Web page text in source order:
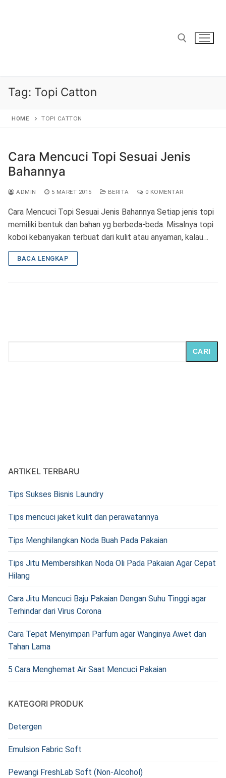
Tag: Topi Catton
HOME TOPI CATTON
Cara Mencuci Topi Sesuai Jenis
Bahannya
ADMIN 5 MARET 2015 BERITA 0 KOMENTAR
Cara Mencuci Topi Sesuai Jenis Bahannya Setiap jenis topi
memiliki bentuk dan bahan yg berbeda-beda. Misalnya topi
koboi kebanyakan terbuat dari kulit atau anyaman, kalau…
BACA LENGKAP
CARI
ARTIKEL TERBARU
Tips Sukses Bisnis Laundry
Tips mencuci jaket kulit dan perawatannya
Tips Menghilangkan Noda Buah Pada Pakaian
Tips Jitu Membersihkan Noda Oli Pada Pakaian Agar Cepat
Hilang
Cara Jitu Mencuci Baju Pakaian Dengan Suhu Tinggi agar
Terhindar dari Virus Corona
Cara Tepat Menyimpan Parfum agar Wanginya Awet dan
Tahan Lama
5 Cara Menghemat Air Saat Mencuci Pakaian
KATEGORI PRODUK
Detergen
Emulsion Fabric Soft
Pewangi FreshLab Soft (Non-Alcohol)